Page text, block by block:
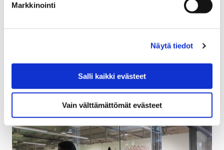
Markkinointi
Näytä tiedot
Salli kaikki evästeet
Vain välttämättömät evästeet
13 helmikuun, 2019
Porin kaupunki on julkaissut toimialojensa ja
ostolaskutiedot verkossa. Tiedot on julkaistu avoimena
datana ja…